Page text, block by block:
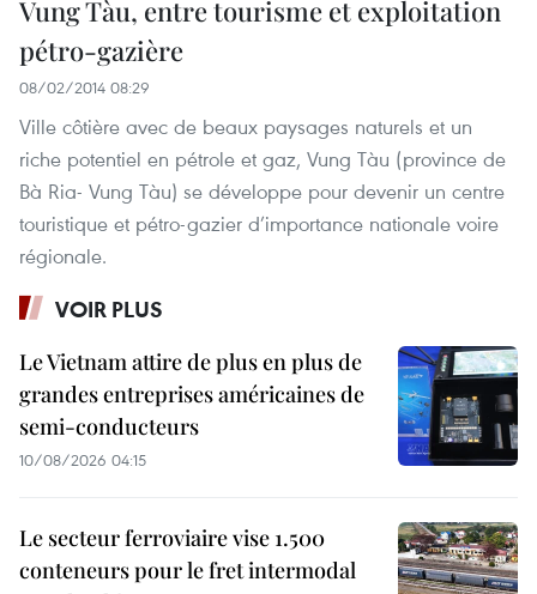
Vung Tàu, entre tourisme et exploitation
pétro-gazière
08/02/2014 08:29
Ville côtière avec de beaux paysages naturels et un
riche potentiel en pétrole et gaz, Vung Tàu (province de
Bà Ria- Vung Tàu) se développe pour devenir un centre
touristique et pétro-gazier d’importance nationale voire
régionale.
VOIR PLUS
Le Vietnam attire de plus en plus de
grandes entreprises américaines de
semi-conducteurs
10/08/2026 04:15
Le secteur ferroviaire vise 1.500
conteneurs pour le fret intermodal